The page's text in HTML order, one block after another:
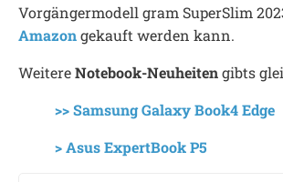
Vorgängermodell gram SuperSlim
Amazongekauft werden kann.
WeitereNotebook-Neuheitengibts
>> Samsung Galaxy Book4 Edge
> Asus ExpertBook P5